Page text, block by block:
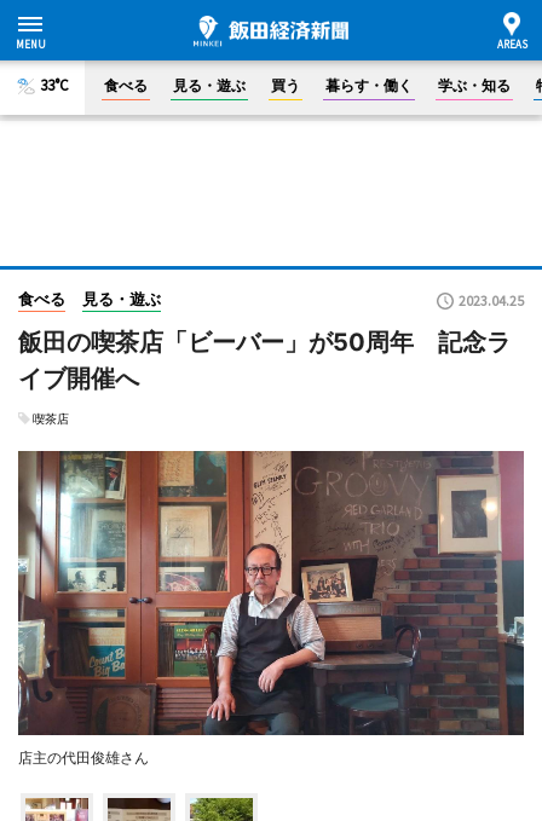
33°C 食べる 見る・遊ぶ 買う 暮らす・働く 学ぶ・知る
食べる 見る・遊ぶ 2023.04.25
飯田の喫茶店「ビーバー」が50周年 記念ラ
イブ開催へ
喫茶店
店主の代田俊雄さん